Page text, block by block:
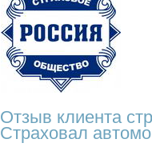
Отзыв клиента
Страховал